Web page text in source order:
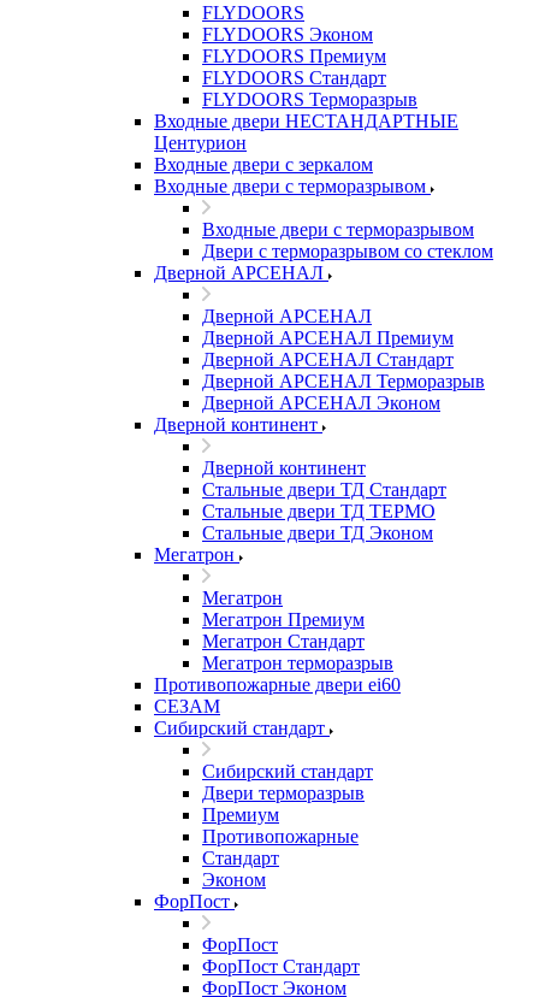
FLYDOORS
FLYDOORS Эконом
FLYDOORS Премиум
FLYDOORS Стандарт
FLYDOORS Терморазрыв
Входные двери НЕСТАНДАРТНЫЕ
Центурион
Входные двери с зеркалом
Входные двери с терморазрывом
Входные двери с терморазрывом
Двери с терморазрывом со стеклом
Дверной АРСЕНАЛ
Дверной АРСЕНАЛ
Дверной АРСЕНАЛ Премиум
Дверной АРСЕНАЛ Стандарт
Дверной АРСЕНАЛ Терморазрыв
Дверной АРСЕНАЛ Эконом
Дверной континент
Дверной континент
Стальные двери ТД Стандарт
Стальные двери ТД ТЕРМО
Стальные двери ТД Эконом
Мегатрон
Мегатрон
Мегатрон Премиум
Мегатрон Стандарт
Мегатрон терморазрыв
Противопожарные двери ei60
СЕЗАМ
Сибирский стандарт
Сибирский стандарт
Двери терморазрыв
Премиум
Противопожарные
Стандарт
Эконом
ФорПост
ФорПост
ФорПост Стандарт
ФорПост Эконом